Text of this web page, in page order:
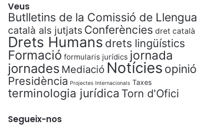
Veus
Butlletins de la Comissió de Llengua
català als jutjats Conferències dret català
Drets Humans drets lingüístics
Formació formularis jurídics jornada
jornades Mediació Notícies opinió
Presidència Projectes Internacionals Taxes
terminologia jurídica Torn d'Ofici
Segueix-nos